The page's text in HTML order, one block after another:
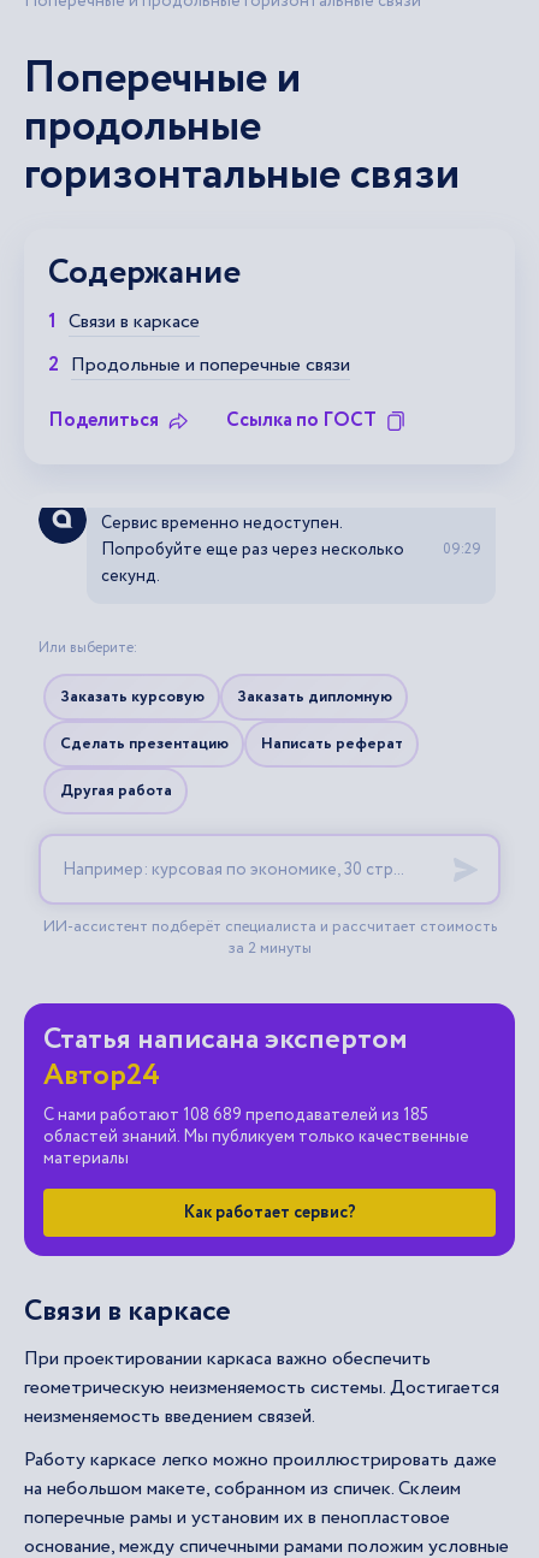
Поперечные и
продольные
горизонтальные связи
Содержание
Связи в каркасе
Продольные и поперечные связи
Поделиться
Ссылка по ГОСТ
Статья написана экспертом
Автор24
С нами работают 108 689 преподавателей из 185
областей знаний. Мы публикуем только качественные
материалы
Как работает сервис?
Связи в каркасе
При проектировании каркаса важно обеспечить
геометрическую неизменяемость системы. Достигается
неизменяемость введением связей.
Работу каркасе легко можно проиллюстрировать даже
на небольшом макете, собранном из спичек. Склеим
поперечные рамы и установим их в пенопластовое
основание, между спичечными рамами положим условные